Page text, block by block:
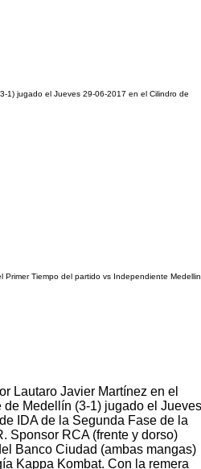
1) jugado el Jueves 29-06-2017 en el Cilindro de
Primer Tiempo del partido vs Independiente Medellin